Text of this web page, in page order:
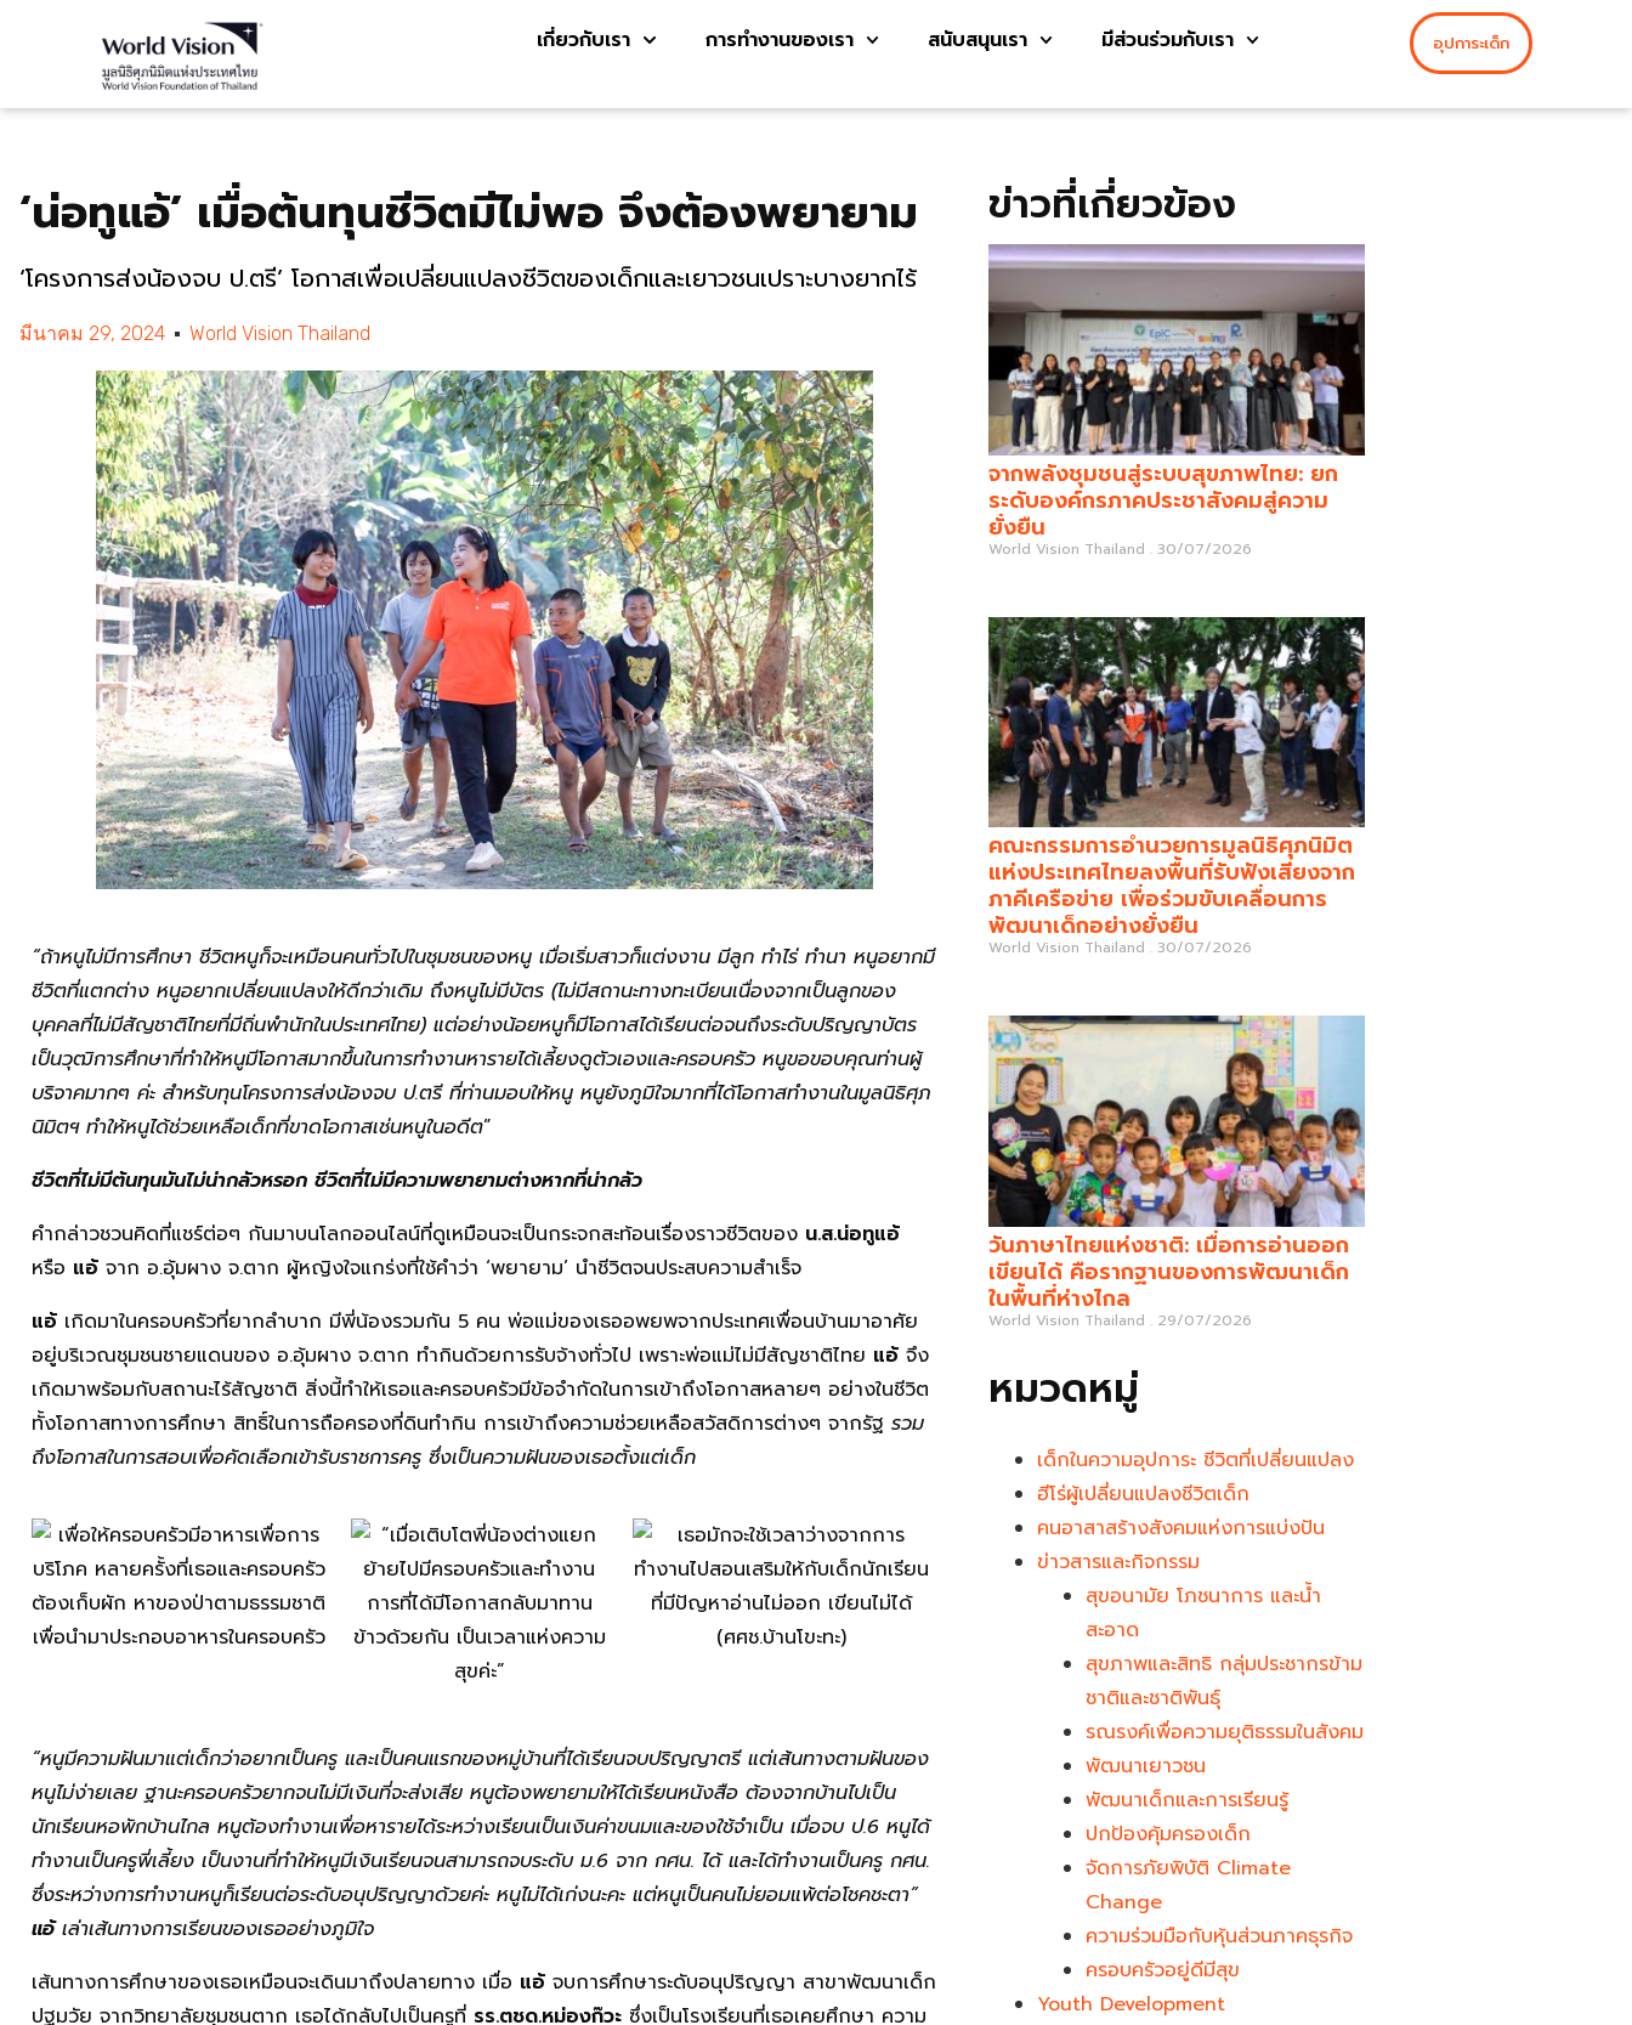
เกี่ยวกับเรา การทำงานของเรา สนับสนุนเรา มีส่วนร่วมกับเรา อุปการะเด็ก
‘น่อทูแอ้’ เมื่อต้นทุนชีวิตมีไม่พอ จึงต้องพยายาม
‘โครงการส่งน้องจบ ป.ตรี’ โอกาสเพื่อเปลี่ยนแปลงชีวิตของเด็กและเยาวชนเปราะบางยากไร้
มีนาคม 29, 2024 World Vision Thailand
“ถ้าหนูไม่มีการศึกษา ชีวิตหนูก็จะเหมือนคนทั่วไปในชุมชนของหนู เมื่อเริ่มสาวก็แต่งงาน มีลูก ทำไร่ ทำนา หนูอยากมี
ชีวิตที่แตกต่าง หนูอยากเปลี่ยนแปลงให้ดีกว่าเดิม ถึงหนูไม่มีบัตร (ไม่มีสถานะทางทะเบียนเนื่องจากเป็นลูกของ
บุคคลที่ไม่มีสัญชาติไทยที่มีถิ่นพำนักในประเทศไทย) แต่อย่างน้อยหนูก็มีโอกาสได้เรียนต่อจนถึงระดับปริญญาบัตร
เป็นวุฒิการศึกษาที่ทำให้หนูมีโอกาสมากขึ้นในการทำงานหารายได้เลี้ยงดูตัวเองและครอบครัว หนูขอขอบคุณท่านผู้
บริจาคมากๆ ค่ะ สำหรับทุนโครงการส่งน้องจบ ป.ตรี ที่ท่านมอบให้หนู หนูยังภูมิใจมากที่ได้โอกาสทำงานในมูลนิธิศุภ
นิมิตฯ ทำให้หนูได้ช่วยเหลือเด็กที่ขาดโอกาสเช่นหนูในอดีต”
ชีวิตที่ไม่มีต้นทุนมันไม่น่ากลัวหรอก ชีวิตที่ไม่มีความพยายามต่างหากที่น่ากลัว
คำกล่าวชวนคิดที่แชร์ต่อๆ กันมาบนโลกออนไลน์ที่ดูเหมือนจะเป็นกระจกสะท้อนเรื่องราวชีวิตของ น.ส.น่อทูแอ้
หรือ แอ้ จาก อ.อุ้มผาง จ.ตาก ผู้หญิงใจแกร่งที่ใช้คำว่า ‘พยายาม’ นำชีวิตจนประสบความสำเร็จ
แอ้ เกิดมาในครอบครัวที่ยากลำบาก มีพี่น้องรวมกัน 5 คน พ่อแม่ของเธออพยพจากประเทศเพื่อนบ้านมาอาศัย
อยู่บริเวณชุมชนชายแดนของ อ.อุ้มผาง จ.ตาก ทำกินด้วยการรับจ้างทั่วไป เพราะพ่อแม่ไม่มีสัญชาติไทย แอ้ จึง
เกิดมาพร้อมกับสถานะไร้สัญชาติ สิ่งนี้ทำให้เธอและครอบครัวมีข้อจำกัดในการเข้าถึงโอกาสหลายๆ อย่างในชีวิต
ทั้งโอกาสทางการศึกษา สิทธิ์ในการถือครองที่ดินทำกิน การเข้าถึงความช่วยเหลือสวัสดิการต่างๆ จากรัฐ รวม
ถึงโอกาสในการสอบเพื่อคัดเลือกเข้ารับราชการครู ซึ่งเป็นความฝันของเธอตั้งแต่เด็ก
“หนูมีความฝันมาแต่เด็กว่าอยากเป็นครู และเป็นคนแรกของหมู่บ้านที่ได้เรียนจบปริญญาตรี แต่เส้นทางตามฝันของ
หนูไม่ง่ายเลย ฐานะครอบครัวยากจนไม่มีเงินที่จะส่งเสีย หนูต้องพยายามให้ได้เรียนหนังสือ ต้องจากบ้านไปเป็น
นักเรียนหอพักบ้านไกล หนูต้องทำงานเพื่อหารายได้ระหว่างเรียนเป็นเงินค่าขนมและของใช้จำเป็น เมื่อจบ ป.6 หนูได้
ทำงานเป็นครูพี่เลี้ยง เป็นงานที่ทำให้หนูมีเงินเรียนจนสามารถจบระดับ ม.6 จาก กศน. ได้ และได้ทำงานเป็นครู กศน.
ซึ่งระหว่างการทำงานหนูก็เรียนต่อระดับอนุปริญญาด้วยค่ะ หนูไม่ได้เก่งนะคะ แต่หนูเป็นคนไม่ยอมแพ้ต่อโชคชะตา”
แอ้เล่าเส้นทางการเรียนของเธออย่างภูมิใจ
เส้นทางการศึกษาของเธอเหมือนจะเดินมาถึงปลายทาง เมื่อ แอ้ จบการศึกษาระดับอนุปริญญา สาขาพัฒนาเด็ก
ปฐมวัย จากวิทยาลัยชุมชนตาก เธอได้กลับไปเป็นครูที่ รร.ตชด.หม่องก๊วะ ซึ่งเป็นโรงเรียนที่เธอเคยศึกษา ความ
ข่าวที่เกี่ยวข้อง
จากพลังชุมชนสู่ระบบสุขภาพไทย: ยก
ระดับองค์กรภาคประชาสังคมสู่ความ
ยั่งยืน
World Vision Thailand 30/07/2026
คณะกรรมการอำนวยการมูลนิธิศุภนิมิต
แห่งประเทศไทยลงพื้นที่รับฟังเสียงจาก
ภาคีเครือข่าย เพื่อร่วมขับเคลื่อนการ
พัฒนาเด็กอย่างยั่งยืน
World Vision Thailand 30/07/2026
วันภาษาไทยแห่งชาติ: เมื่อการอ่านออก
เขียนได้ คือรากฐานของการพัฒนาเด็ก
ในพื้นที่ห่างไกล
World Vision Thailand 29/07/2026
หมวดหมู่
เด็กในความอุปการะ ชีวิตที่เปลี่ยนแปลง
ฮีโร่ผู้เปลี่ยนแปลงชีวิตเด็ก
คนอาสาสร้างสังคมแห่งการแบ่งปัน
ข่าวสารและกิจกรรม
สุขอนามัย โภชนาการ และน้ำ
สะอาด
สุขภาพและสิทธิ กลุ่มประชากรข้าม
ชาติและชาติพันธุ์
รณรงค์เพื่อความยุติธรรมในสังคม
พัฒนาเยาวชน
พัฒนาเด็กและการเรียนรู้
ปกป้องคุ้มครองเด็ก
จัดการภัยพิบัติ Climate
Change
ความร่วมมือกับหุ้นส่วนภาคธุรกิจ
ครอบครัวอยู่ดีมีสุข
Youth Development​